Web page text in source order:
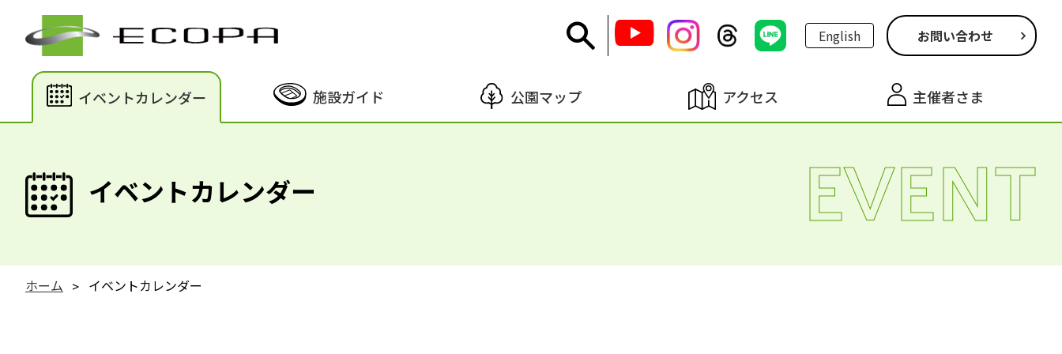
English お問い合わせ
イベントカレンダー 施設ガイド 公園マップ アクセス 主催者さま
イベントカレンダー EVENT
ホーム イベントカレンダー